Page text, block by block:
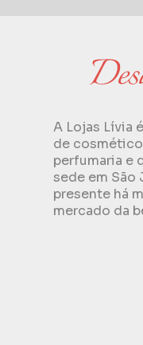
A Lojas Lívia
de
perfumaria e
sede em São
presente há
mercado da